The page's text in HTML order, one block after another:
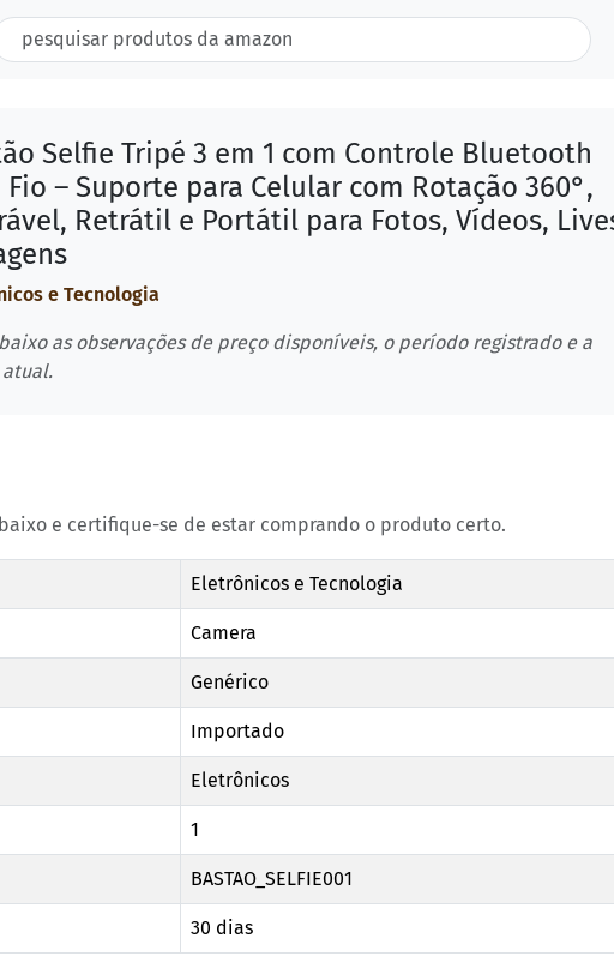
Selfie Tripé 3 em 1 com Controle Bluetooth
Fio – Suporte para Celular com Rotação 360°,
Retrátil e Portátil para Fotos, Vídeos,
e Tecnologia
as observações de preço disponíveis, o período registrado e a
e certifique-se de estar comprando o produto certo.
Eletrônicos e Tecnologia
Camera
Genérico
Importado
Eletrônicos
1
BASTAO_SELFIE001
30 dias